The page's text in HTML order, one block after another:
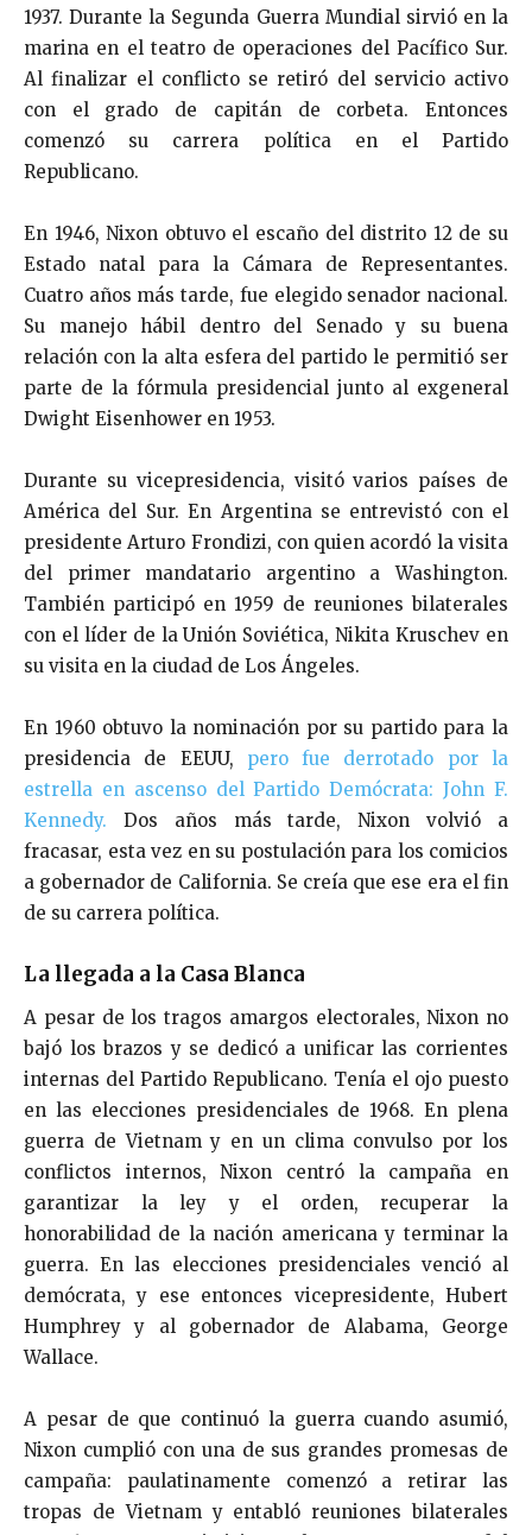
1937. Durante la Segunda Guerra Mundial sirvió en la
marina en el teatro de operaciones del Pacífico Sur.
Al finalizar el conflicto se retiró del servicio activo
con el grado de capitán de corbeta. Entonces
comenzó su carrera política en el Partido
Republicano.
En 1946, Nixon obtuvo el escaño del distrito 12 de su
Estado natal para la Cámara de Representantes.
Cuatro años más tarde, fue elegido senador nacional.
Su manejo hábil dentro del Senado y su buena
relación con la alta esfera del partido le permitió ser
parte de la fórmula presidencial junto al exgeneral
Dwight Eisenhower en 1953.
Durante su vicepresidencia, visitó varios países de
América del Sur. En Argentina se entrevistó con el
presidente Arturo Frondizi, con quien acordó la visita
del primer mandatario argentino a Washington.
También participó en 1959 de reuniones bilaterales
con el líder de la Unión Soviética, Nikita Kruschev en
su visita en la ciudad de Los Ángeles.
En 1960 obtuvo la nominación por su partido para la
presidencia de EEUU, pero fue derrotado por la
estrella en ascenso del Partido Demócrata: John F.
Kennedy. Dos años más tarde, Nixon volvió a
fracasar, esta vez en su postulación para los comicios
a gobernador de California. Se creía que ese era el fin
de su carrera política.
La llegada a la Casa Blanca
A pesar de los tragos amargos electorales, Nixon no
bajó los brazos y se dedicó a unificar las corrientes
internas del Partido Republicano. Tenía el ojo puesto
en las elecciones presidenciales de 1968. En plena
guerra de Vietnam y en un clima convulso por los
conflictos internos, Nixon centró la campaña en
garantizar la ley y el orden, recuperar la
honorabilidad de la nación americana y terminar la
guerra. En las elecciones presidenciales venció al
demócrata, y ese entonces vicepresidente, Hubert
Humphrey y al gobernador de Alabama, George
Wallace.
A pesar de que continuó la guerra cuando asumió,
Nixon cumplió con una de sus grandes promesas de
campaña: paulatinamente comenzó a retirar las
tropas de Vietnam y entabló reuniones bilaterales